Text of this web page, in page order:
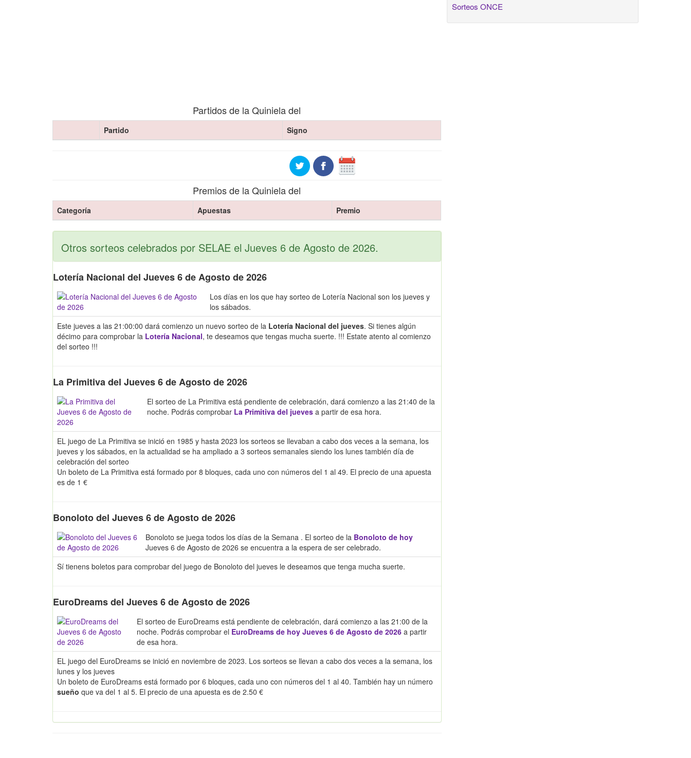
Partidos de la Quiniela del
Partido Signo
Premios de la Quiniela del
Categoría Apuestas Premio
Otros sorteos celebrados por SELAE el Jueves 6 de Agosto de 2026.
Lotería Nacional del Jueves 6 de Agosto de 2026
Los días en los que hay sorteo de Lotería Nacional son los jueves y
los sábados.
Este jueves a las 21:00:00 dará comienzo un nuevo sorteo de la Lotería Nacional del jueves. Si tienes algún
décimo para comprobar la Lotería Nacional, te deseamos que tengas mucha suerte. !!! Estate atento al comienzo
del sorteo !!!
La Primitiva del Jueves 6 de Agosto de 2026
El sorteo de La Primitiva está pendiente de celebración, dará comienzo a las 21:40 de la
noche. Podrás comprobar La Primitiva del jueves a partir de esa hora.
EL juego de La Primitiva se inició en 1985 y hasta 2023 los sorteos se llevaban a cabo dos veces a la semana, los
jueves y los sábados, en la actualidad se ha ampliado a 3 sorteos semanales siendo los lunes también día de
celebración del sorteo
Un boleto de La Primitiva está formado por 8 bloques, cada uno con números del 1 al 49. El precio de una apuesta
es de 1 €
Bonoloto del Jueves 6 de Agosto de 2026
Bonoloto se juega todos los días de la Semana . El sorteo de la Bonoloto de hoy
Jueves 6 de Agosto de 2026 se encuentra a la espera de ser celebrado.
Sí tienens boletos para comprobar del juego de Bonoloto del jueves le deseamos que tenga mucha suerte.
EuroDreams del Jueves 6 de Agosto de 2026
El sorteo de EuroDreams está pendiente de celebración, dará comienzo a las 21:00 de la
noche. Podrás comprobar el EuroDreams de hoy Jueves 6 de Agosto de 2026 a partir
de esa hora.
EL juego del EuroDreams se inició en noviembre de 2023. Los sorteos se llevan a cabo dos veces a la semana, los
lunes y los jueves
Un boleto de EuroDreams está formado por 6 bloques, cada uno con números del 1 al 40. También hay un número
sueño que va del 1 al 5. El precio de una apuesta es de 2.50 €
Sorteos ONCE